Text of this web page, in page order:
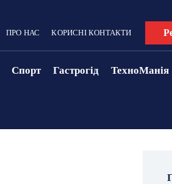
ПРО НАС КОРИСНІ КОНТАКТИ
Спорт Гастрогід ТехноМанія